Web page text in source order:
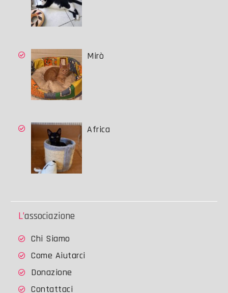
Mirò
Africa
L’associazione
Chi Siamo
Come Aiutarci
Donazione
Contattaci